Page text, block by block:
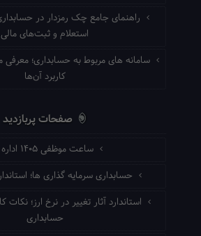
راهنمای جامع چک رمزدار در
استعلام و ثبت‌های مالی
سامانه های مربوط به حسابداری؛ معرفی
کاربرد آن‌ها
صفحات پربازدید
ساعت موظفی ۱۴۰۵ اداره کار
حسابداری سرمایه گذاری ها؛ استاندارد ۱۵ و
استاندارد آثار تغییر در نرخ ارز؛
حسابداری